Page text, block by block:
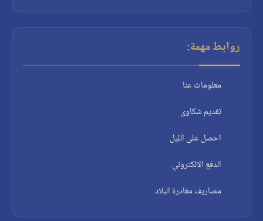
روابط مهمة:
معلومات عنا
تقديم شكاوى
احصل على الليل
الدفع الالكتروني
مصاريف مغادرة البلاد